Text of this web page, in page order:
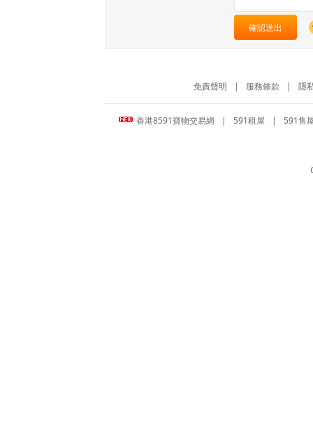
確認送出
免責聲明 | 服務條款 | 隱
香港8591寶物交易網 | 591租屋 | 591售